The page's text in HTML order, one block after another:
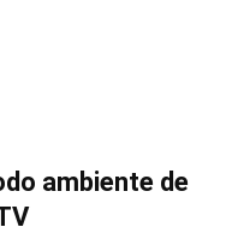
ambiente de